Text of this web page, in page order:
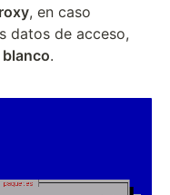
, en caso
datos de acceso,
.